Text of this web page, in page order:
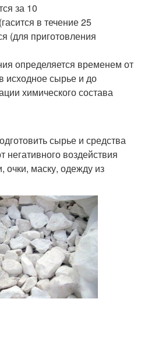
за 10
в течение 25
(для приготовления
определяется временем от
исходное сырье и до
химического состава
сырье и средства
воздействия
очки, маску, одежду из